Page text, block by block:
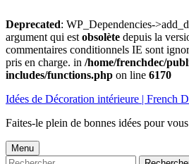
Deprecated: WP_Dependencies-
argument qui est obsolète depuis la
commentaires conditionnels IE sont
pris en charge. in /home/frenchdec/
includes/functions.php on line 6170
au
Idées de Décoration intérieure | French
Faites-le plein de bonnes idées pour
Menu
Menu
Rechercher :